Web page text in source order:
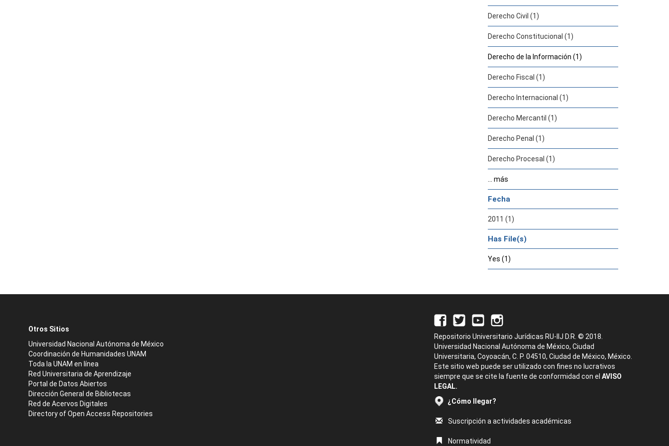
Derecho Civil (1)
Derecho Constitucional (1)
Derecho de la Información (1)
Derecho Fiscal (1)
Derecho Internacional (1)
Derecho Mercantil (1)
Derecho Penal (1)
Derecho Procesal (1)
... más
Fecha
2011 (1)
Has File(s)
Yes (1)
Otros Sitios
Universidad Nacional Autónoma de México
Coordinación de Humanidades UNAM
Toda la UNAM en línea
Red Universitaria de Aprendizaje
Portal de Datos Abiertos
Dirección General de Bibliotecas
Red de Acervos Digitales
Directory of Open Access Repositories
Repositorio Universitario Jurídicas RU-IIJ D.R. © 2018.
Universidad Nacional Autónoma de México, Ciudad
Universitaria, Coyoacán, C. P. 04510, Ciudad de México, México.
Este sitio web puede ser utilizado con fines no lucrativos
siempre que se cite la fuente de conformidad con el AVISO
LEGAL.
¿Cómo llegar?
Suscripción a actividades académicas
Normatividad